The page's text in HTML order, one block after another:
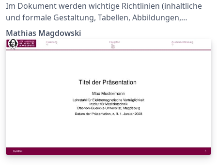
Im Dokument werden wichtige Richtlinien (inhaltliche
und formale Gestaltung, Tabellen, Abbildungen,
Formelsatz, Literaturangaben) zur Ausarbeitung für
Abschlussarbeiten zusammengefasst. Gleichzeit kann
das Dokument auch direkt als Vorlage für solche
Institut für Medizintechnik entwickelt.
Mathias Magdowski